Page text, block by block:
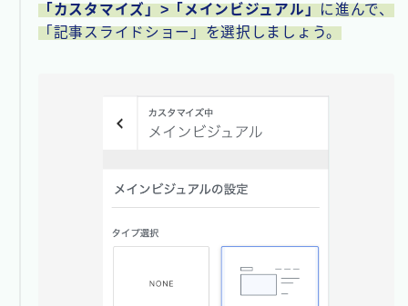
「カスタマイズ」>「メインビジュアル」 に進んで、
「記事スライドショー」を選択しましょう。